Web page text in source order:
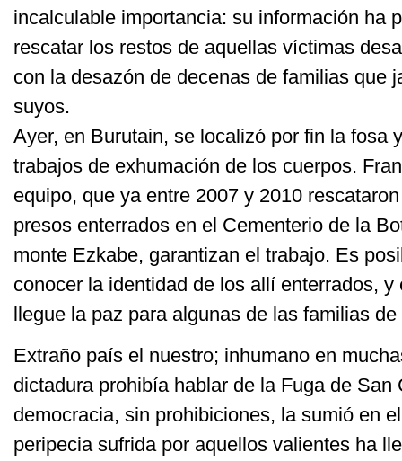
incalculable importancia: su información ha
rescatar los restos de aquellas víctimas
con la desazón de decenas de familias que
suyos.
Ayer, en Burutain, se localizó por fin la fosa
trabajos de exhumación de los cuerpos.
equipo, que ya entre 2007 y 2010
presos enterrados en el Cementerio de la
monte Ezkabe, garantizan el trabajo. Es
conocer la identidad de los allí enterrados,
llegue la paz para algunas de las familias
Extraño país el nuestro; inhumano en
dictadura prohibía hablar de la Fuga de San
democracia, sin prohibiciones, la sumió en
peripecia sufrida por aquellos valientes ha